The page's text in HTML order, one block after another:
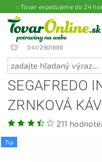
:: Tovar expedujeme do 24
041/2901888
SEGAFREDO
ZRNKOVÁ
211
Tip